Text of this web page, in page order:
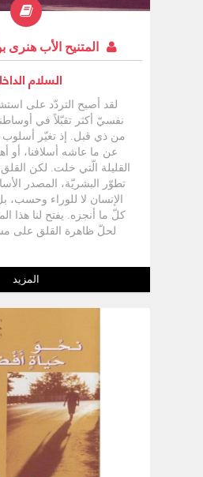
المتنيح الأب هنرى
السلام
لقد أصبح التردّد على
نفسيّ أكثر تقبّلاً في
من ذي قبل. إذ تغيّر أسلوب
عن ما عاشه أسلافنا، أو
القليلة الّتي خلت. لكن
تطوّر البشريّة، المصدر
الإنسان لا للوراء وحسب،
كلّ ما أنجزه. يفتح لنا هذا
لحلّ ظاهرة القلق على
الإطار الرّوحي هو حلّ
يُحاجج المؤلِّف عن
تنتصر أصالة الرّوح على حداثة
والتقدّم العلميّ؟ أين نجد
قلب عالمنا؟ سنكتشف عمق
وغيرها في قلب الكتاب
المزيد